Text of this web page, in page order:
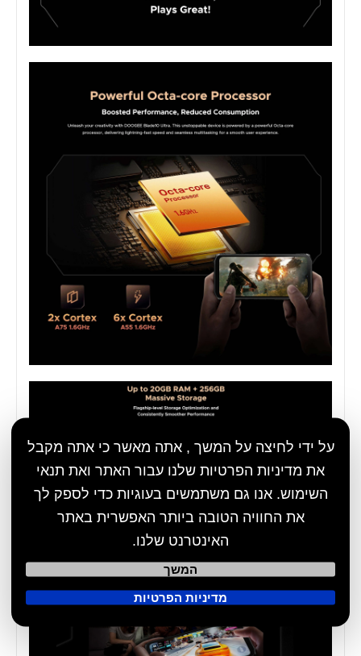
על ידי לחיצה על המשך , אתה מאשר כי אתה מקבל
את מדיניות הפרטיות שלנו עבור האתר ואת תנאי
השימוש. אנו גם משתמשים בעוגיות כדי לספק לך
את החוויה הטובה ביותר האפשרית באתר
האינטרנט שלנו.
המשך
מדיניות הפרטיות